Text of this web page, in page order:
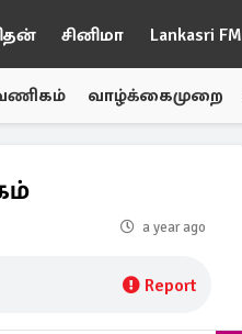
சினிமா Lankasri FM
வாழ்க்கைமுறை
a year ago
Report